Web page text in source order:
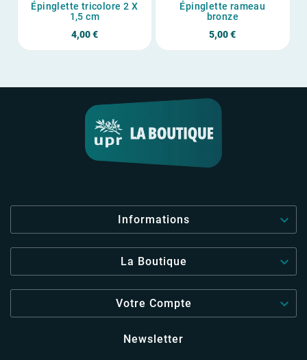
Épinglette tricolore 2 X
1,5 cm
4,00 €
Épinglette rameau
bronze
5,00 €
Informations 
La Boutique 
Votre Compte 
Newsletter